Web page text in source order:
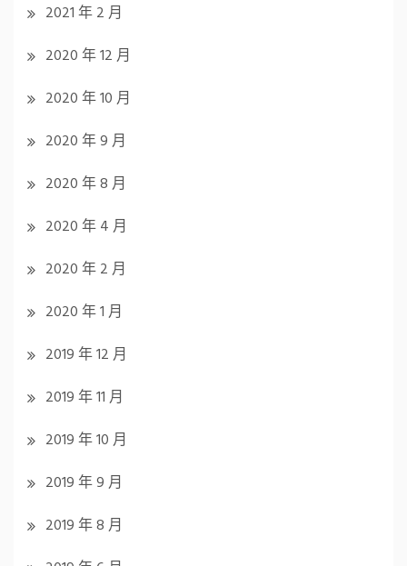
2021 年 2 月
2020 年 12 月
2020 年 10 月
2020 年 9 月
2020 年 8 月
2020 年 4 月
2020 年 2 月
2020 年 1 月
2019 年 12 月
2019 年 11 月
2019 年 10 月
2019 年 9 月
2019 年 8 月